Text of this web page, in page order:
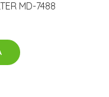
MD-7488